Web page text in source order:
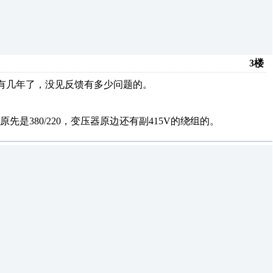
3楼
年了，没见反馈有多少问题的。
是380/220，变压器原边还有副415V的绕组的。